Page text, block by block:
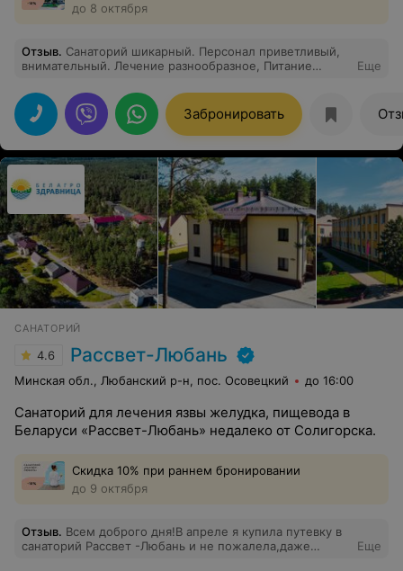
до 8 октября
Отзыв. Санаторий шикарный. Персонал приветливый,
внимательный. Лечение разнообразное, Питание
шикарные. Культурная программа разнообразная и
тоже интересная, экскурсии, концерты, караоке и
многое другое. СПА- комплекс выше всяких похвал.
Еще
Забронировать
САНАТОРИЙ
4.6 Рассвет-Любань
Минская обл., Любанский р-н, пос. Осовецкий до 16:00
Санаторий для лечения язвы желудка, пищевода в
Беларуси «Рассвет-Любань» недалеко от Солигорска.
Скидка 10% при раннем бронировании
до 9 октября
Отзыв. Всем доброго дня!В апреле я купила путевку в
санаторий Рассвет -Любань и не пожалела,даже
Еще